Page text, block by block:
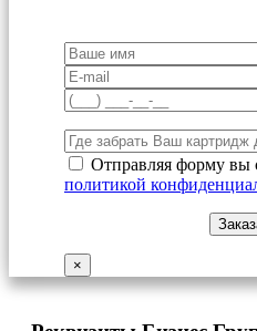
Отправляя форму вы
политикой
×